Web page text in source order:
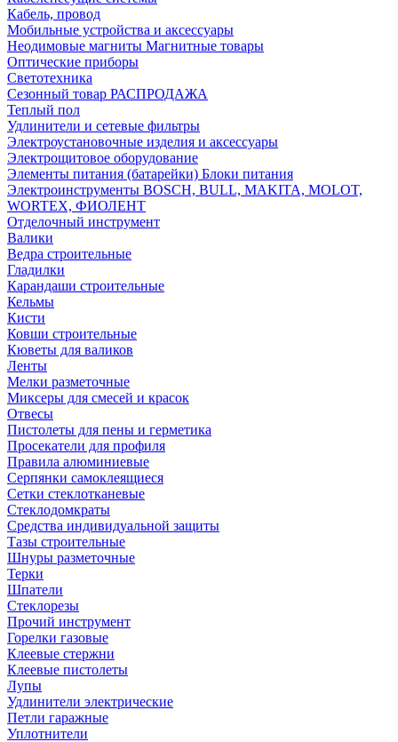
Кабель, провод
Мобильные устройства и аксессуары
Неодимовые магниты Магнитные товары
Оптические приборы
Светотехника
Сезонный товар РАСПРОДАЖА
Теплый пол
Удлинители и сетевые фильтры
Электроустановочные изделия и аксессуары
Электрощитовое оборудование
Элементы питания (батарейки) Блоки питания
Электроинструменты BOSCH, BULL, MAKITA, MOLOT,
WORTEX, ФИОЛЕНТ
Отделочный инструмент
Валики
Ведра строительные
Гладилки
Карандаши строительные
Кельмы
Кисти
Ковши строительные
Кюветы для валиков
Ленты
Мелки разметочные
Миксеры для смесей и красок
Отвесы
Пистолеты для пены и герметика
Просекатели для профиля
Правила алюминиевые
Серпянки самоклеящиеся
Сетки стеклотканевые
Стеклодомкраты
Средства индивидуальной защиты
Тазы строительные
Шнуры разметочные
Терки
Шпатели
Стеклорезы
Прочий инструмент
Горелки газовые
Клеевые стержни
Клеевые пистолеты
Лупы
Удлинители электрические
Петли гаражные
Уплотнители